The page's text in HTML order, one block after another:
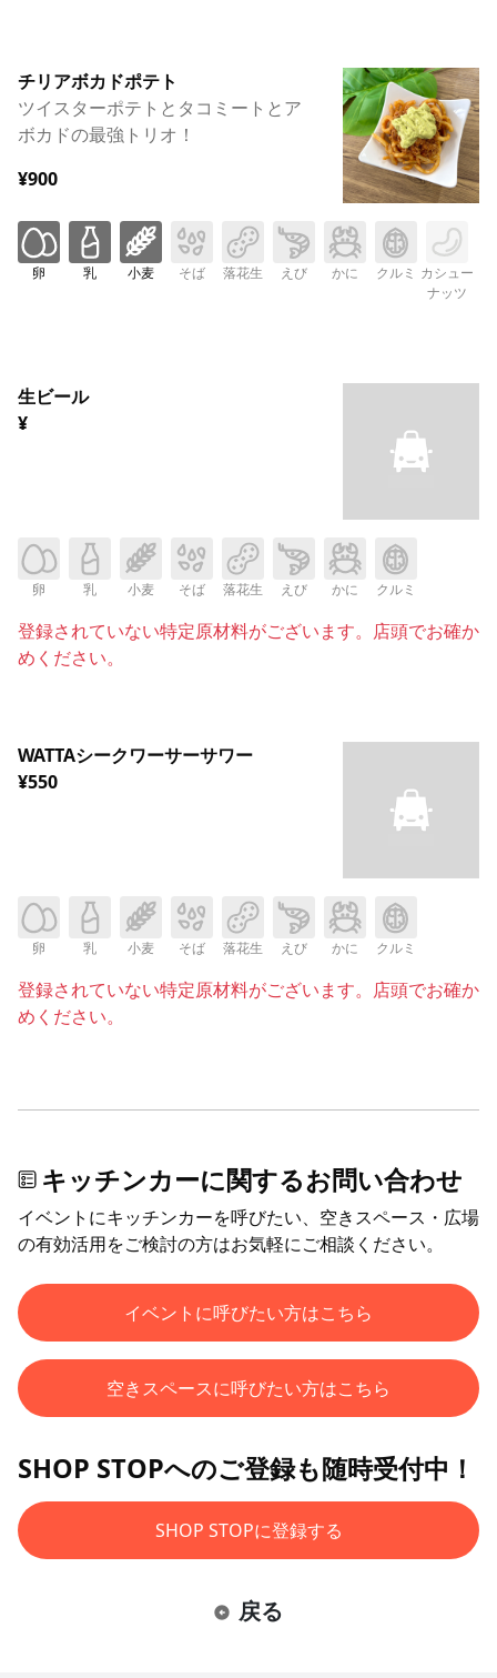
チリアボカドポテト
ツイスターポテトとタコミートとア
ボカドの最強トリオ！
¥900
卵 乳 小麦 そば 落花生 えび かに クルミ カシュー
ナッツ
生ビール
¥
卵 乳 小麦 そば 落花生 えび かに クルミ
登録されていない特定原材料がございます。店頭でお確か
めください。
WATTAシークワーサーサワー
¥550
卵 乳 小麦 そば 落花生 えび かに クルミ
登録されていない特定原材料がございます。店頭でお確か
めください。
キッチンカーに関するお問い合わせ
イベントにキッチンカーを呼びたい、空きスペース・広場
の有効活用をご検討の方はお気軽にご相談ください。
イベントに呼びたい方はこちら
空きスペースに呼びたい方はこちら
SHOP STOPへのご登録も随時受付中！
SHOP STOPに登録する
戻る